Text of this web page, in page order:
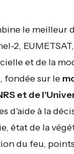
le meilleur
2,
et de la
fondée sur le
et de
d'aide à la
état de la
du feu,